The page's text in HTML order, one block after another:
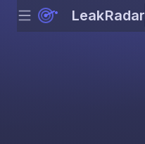
Menu LeakRadar